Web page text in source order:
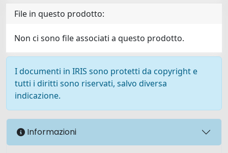
File in questo prodotto:
Non ci sono file associati a questo prodotto.
I documenti in IRIS sono protetti da copyright e
tutti i diritti sono riservati, salvo diversa
indicazione.
Informazioni